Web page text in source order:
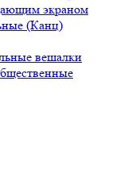
экраном
(Канц)
вешалки